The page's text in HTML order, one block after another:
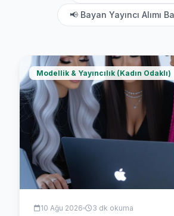
📢 Bayan Yayıncı Alımı
Modellik & Yayıncılık (Kadın Odaklı)
10 Ağu 2026 3 dk okuma